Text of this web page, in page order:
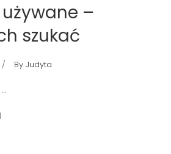
używane –
szukać
By Judyta